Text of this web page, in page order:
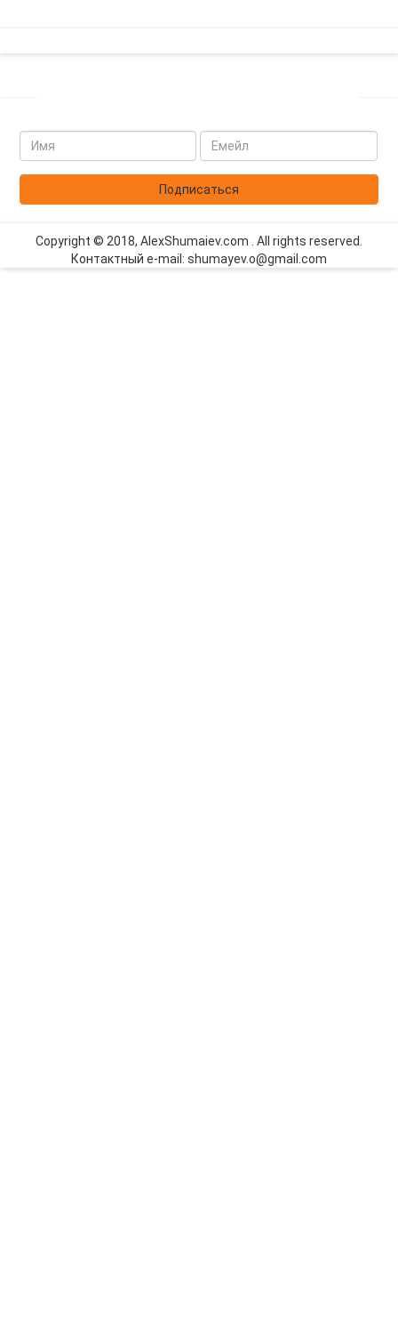
Имя
*
*
Подписаться
Copyright © 2018, AlexShumaiev.com . All rights reserved.
Контактный e-mail: shumayev.o@gmail.com